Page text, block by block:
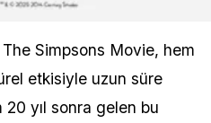
Simpsons Movie, hem
etkisiyle uzun süre
yıl sonra gelen bu